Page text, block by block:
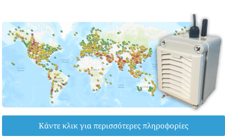
Κάντε κλικ για περισσότερες πληροφορίες